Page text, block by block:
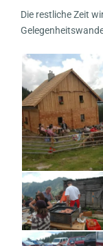
Die restliche Zeit